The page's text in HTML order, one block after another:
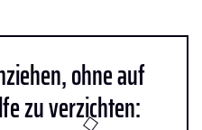
ohne auf
zu verzichten: